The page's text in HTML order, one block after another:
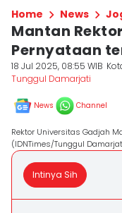
Home News
Mantan
Pernyataan
18 Jul 2025, 08:55 WIB
Tunggul Damarjati
News Channel
Rektor Universitas Gadjah
(IDNTimes/Tunggul
Intinya Sih